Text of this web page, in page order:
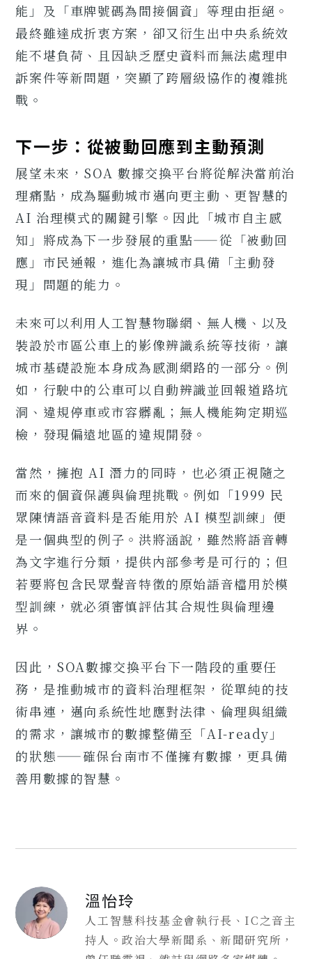
能」及「車牌號碼為間接個資」等理由拒絕。
最終雖達成折衷方案，卻又衍生出中央系統效
能不堪負荷、且因缺乏歷史資料而無法處理申
訴案件等新問題，突顯了跨層級協作的複雜挑
戰。
下一步：從被動回應到主動預測
展望未來，SOA 數據交換平台將從解決當前治
理痛點，成為驅動城市邁向更主動、更智慧的
AI 治理模式的關鍵引擎。因此「城市自主感
知」將成為下一步發展的重點——從「被動回
應」市民通報，進化為讓城市具備「主動發
現」問題的能力。
未來可以利用人工智慧物聯網、無人機、以及
裝設於市區公車上的影像辨識系統等技術，讓
城市基礎設施本身成為感測網路的一部分。例
如，行駛中的公車可以自動辨識並回報道路坑
洞、違規停車或市容髒亂；無人機能夠定期巡
檢，發現偏遠地區的違規開發。
當然，擁抱 AI 潛力的同時，也必須正視隨之
而來的個資保護與倫理挑戰。例如「1999 民
眾陳情語音資料是否能用於 AI 模型訓練」便
是一個典型的例子。洪將涵說，雖然將語音轉
為文字進行分類，提供內部參考是可行的；但
若要將包含民眾聲音特徵的原始語音檔用於模
型訓練，就必須審慎評估其合規性與倫理邊
界。
因此，SOA數據交換平台下一階段的重要任
務，是推動城市的資料治理框架，從單純的技
術串連，邁向系統性地應對法律、倫理與組織
的需求，讓城市的數據整備至「AI-ready」
的狀態——確保台南市不僅擁有數據，更具備
善用數據的智慧。
溫怡玲
人工智慧科技基金會執行長、IC之音主
持人。政治大學新聞系、新聞研究所，